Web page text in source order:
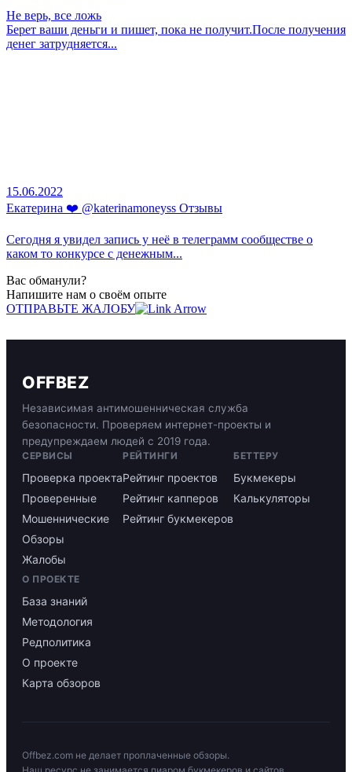
Не верь, все ложь
Берет ваши деньги и пишет, пока не получит.После получения
денег затрудняется...
15.06.2022
Екатерина ❤️ @katerinamoneyss Отзывы
Сегодня я увидел запись у неё в телеграмм сообществе о
каком то конкурсе с денежным...
Вас обманули?
Напишите нам о своём опыте
ОТПРАВЬТЕ ЖАЛОБУ
OFFBEZ
Независимая антимошенническая служба
безопасности. Проверяем интернет-проекты и
предупреждаем людей с 2019 года.
СЕРВИСЫ
Проверка проекта
Проверенные
Мошеннические
Обзоры
Жалобы
РЕЙТИНГИ
Рейтинг проектов
Рейтинг капперов
Рейтинг букмекеров
БЕТТЕРУ
Букмекеры
Калькуляторы
О ПРОЕКТЕ
База знаний
Методология
Редполитика
О проекте
Карта обзоров
Offbez.com не делает проплаченные обзоры.